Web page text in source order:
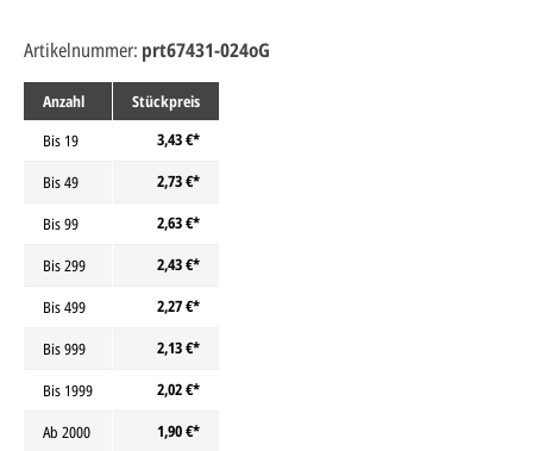
Anzahl
Stückpreis
Bis 19
3,43 €*
Bis49
2,73 €*
Bis99
2,63 €*
Bis299
2,43 €*
Bis499
2,27 €*
Bis999
2,13 €*
Bis 1999
2,02 €*
Ab 2000 1,90 €*
Artikelnummer: prt67431-024oG